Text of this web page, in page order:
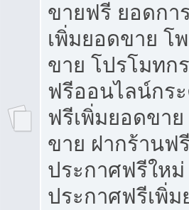
ขายฟรี ยอดกา
เพิ่มยอดขาย โ
ขาย โปรโมทก
ฟรีออนไลน์กร
ฟรีเพิ่มยอดขา
ขาย ฝากร้านฟ
ประกาศฟรีใหม่
ประกาศฟรีเพิ่